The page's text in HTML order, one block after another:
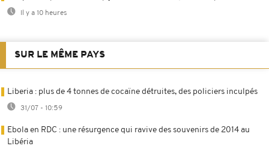
Il y a 10 heures
SUR LE MÊME PAYS
Liberia : plus de 4 tonnes de cocaïne détruites, des policiers inculpés
31/07 - 10:59
Ebola en RDC : une résurgence qui ravive des souvenirs de 2014 au
Libéria